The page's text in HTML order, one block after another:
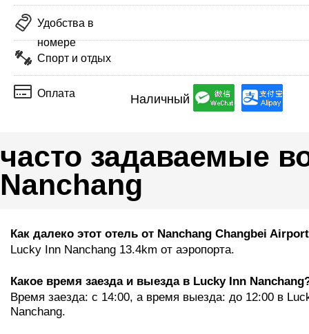
Удобства в
номере
Спорт и отдых
Оплата Наличный
часто задаваемые
Nanchang
Как далеко этот отель от Nanchang Changbei
Lucky Inn Nanchang 13.4km от аэропорта.
Какое время заезда и выезда в Lucky Inn
Время заезда: с 14:00, а время выезда: до 12:00 в
Nanchang.